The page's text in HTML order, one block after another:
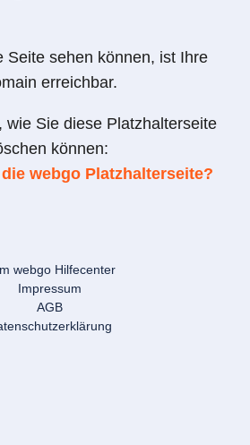
Seite sehen können, ist Ihre
erreichbar.
wie Sie diese Platzhalterseite
können:
webgo Platzhalterseite?
webgo Hilfecenter
Impressum
AGB